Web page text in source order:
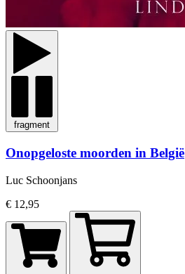
fragment
Onopgeloste moorden in België
Luc Schoonjans
€ 12,95